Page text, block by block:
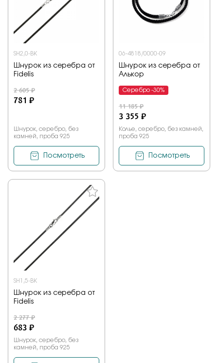
SH2,0-BK
Шнурок из серебра от
Fidelis
2 605 ₽
781 ₽
Шнурок, серебро, без
камней, проба 925
Посмотреть
06-4818/0000-09
Шнурок из серебра от
Алькор
Серебро -30%
11 185 ₽
3 355 ₽
Колье, серебро, без камней,
проба 925
Посмотреть
SH1,5-BK
Шнурок из серебра от
Fidelis
2 277 ₽
683 ₽
Шнурок, серебро, без
камней, проба 925
Заказать
Подтверждаю, что я ознакомлен и согласен с условиями
политики конфиденциальности
Отправить